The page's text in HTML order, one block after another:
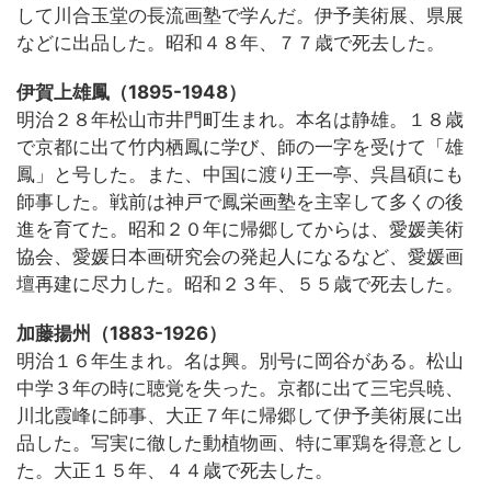
して川合玉堂の長流画塾で学んだ。伊予美術展、県展
などに出品した。昭和４８年、７７歳で死去した。
伊賀上雄鳳（1895-1948）
明治２８年松山市井門町生まれ。本名は静雄。１８歳
で京都に出て竹内栖鳳に学び、師の一字を受けて「雄
鳳」と号した。また、中国に渡り王一亭、呉昌碩にも
師事した。戦前は神戸で鳳栄画塾を主宰して多くの後
進を育てた。昭和２０年に帰郷してからは、愛媛美術
協会、愛媛日本画研究会の発起人になるなど、愛媛画
壇再建に尽力した。昭和２３年、５５歳で死去した。
加藤揚州（1883-1926）
明治１６年生まれ。名は興。別号に岡谷がある。松山
中学３年の時に聴覚を失った。京都に出て三宅呉暁、
川北霞峰に師事、大正７年に帰郷して伊予美術展に出
品した。写実に徹した動植物画、特に軍鶏を得意とし
た。大正１５年、４４歳で死去した。